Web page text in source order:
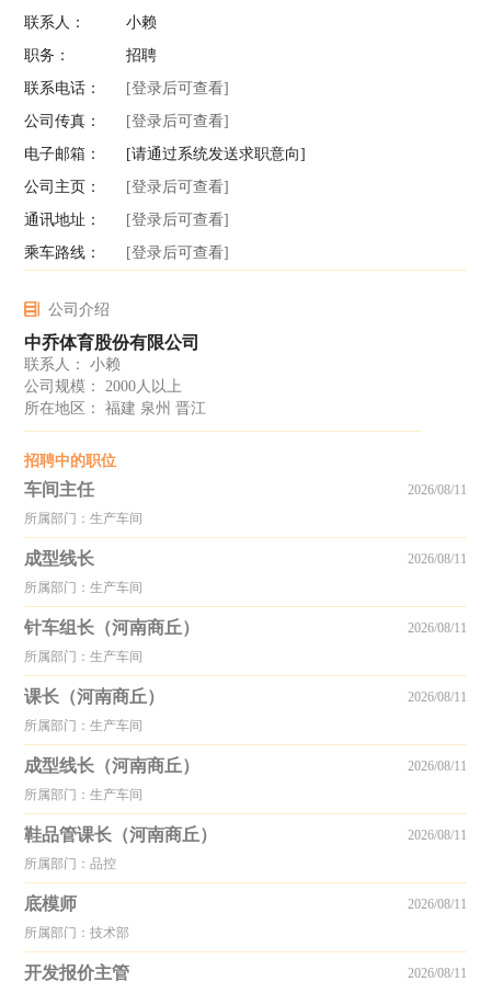
联系人：
小赖
职务：
招聘
联系电话：
[登录后可查看]
公司传真：
[登录后可查看]
电子邮箱：
[请通过系统发送求职意向]
公司主页：
[登录后可查看]
通讯地址：
[登录后可查看]
乘车路线：
[登录后可查看]
公司介绍
中乔体育股份有限公司
联系人： 小赖
公司规模： 2000人以上
所在地区： 福建 泉州 晋江
招聘中的职位
车间主任
所属部门：生产车间
2026/08/11
成型线长
所属部门：生产车间
2026/08/11
针车组长（河南商丘）
所属部门：生产车间
2026/08/11
课长（河南商丘）
所属部门：生产车间
2026/08/11
成型线长（河南商丘）
所属部门：生产车间
2026/08/11
鞋品管课长（河南商丘）
所属部门：品控
2026/08/11
底模师
所属部门：技术部
2026/08/11
开发报价主管 2026/08/11